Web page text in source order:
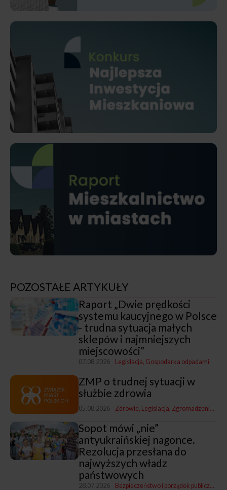
POZOSTAŁE ARTYKUŁY
Raport „Dwie prędkości
systemu kaucyjnego w Polsce
- trudna sytuacja małych
sklepów i najmniejszych
miejscowości”
07.08.2026 Legislacja Gospodarka odpadami
ZMP o trudnej sytuacji w
służbie zdrowia
05.08.2026 Zdrowie Legislacja Zgromadzenia i Zarządy ZMP
Sopot mówi „nie”
antyukraińskiej nagonce.
Rezolucja przesłana do
najwyższych władz
państwowych
28.07.2026 Bezpieczeństwo i porządek publiczny